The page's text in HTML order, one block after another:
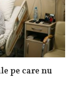
pe care nu